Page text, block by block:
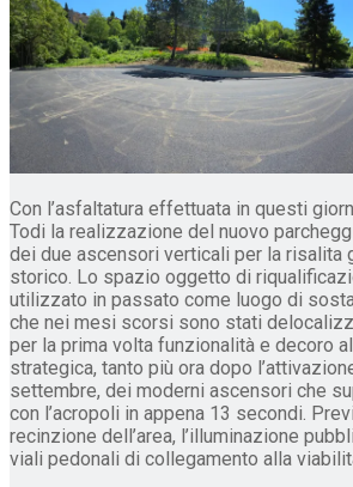
Con l’asfaltatura effettuata in questi
Todi la realizzazione del nuovo
dei due ascensori verticali per la risalita
storico. Lo spazio oggetto di
utilizzato in passato come luogo di
che nei mesi scorsi sono stati
per la prima volta funzionalità e decoro
strategica, tanto più ora dopo
settembre, dei moderni ascensori che
con l’acropoli in appena 13 secondi.
recinzione dell’area, l’illuminazione
viali pedonali di collegamento alla